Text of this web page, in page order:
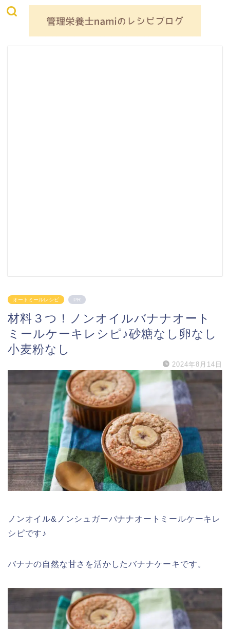
オートミールレシピ PR
材料３つ！ノンオイルバナナオート
ミールケーキレシピ♪砂糖なし卵なし
小麦粉なし
2024年8月14日
ノンオイル&ノンシュガーバナナオートミールケーキレ
シピです♪
バナナの自然な甘さを活かしたバナナケーキです。